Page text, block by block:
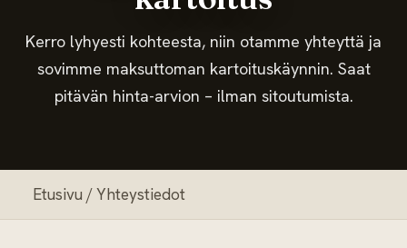
Kerro lyhyesti kohteesta, niin otamme yhteyttä ja
sovimme maksuttoman kartoituskäynnin. Saat
pitävän hinta-arvion – ilman sitoutumista.
Etusivu / Yhteystiedot